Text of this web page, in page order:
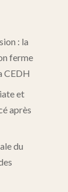
: la
ferme
CEDH
et
après
du